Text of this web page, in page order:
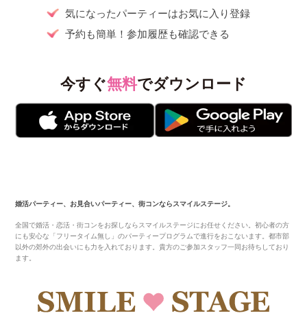
気になったパーティーはお気に入り登録
予約も簡単！参加履歴も確認できる
今すぐ無料でダウンロード
婚活パーティー、お見合いパーティー、街コンならスマイルステージ。
全国で婚活・恋活・街コンをお探しならスマイルステージにお任せください。初心者の方
にも安心な「フリータイム無し」のパーティープログラムで進行をおこないます。都市部
以外の郊外の出会いにも力を入れております。貴方のご参加スタッフ一同お待ちしており
ます。